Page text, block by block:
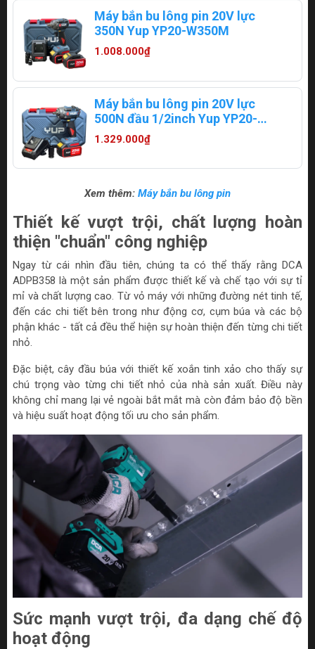
Máy bắn bu lông pin 20V lực
350N Yup YP20-W350M
1.008.000₫
Máy bắn bu lông pin 20V lực
500N đầu 1/2inch Yup YP20-
W500M
1.329.000₫
Xem thêm: Máy bắn bu lông pin
Thiết kế vượt trội, chất lượng hoàn
thiện "chuẩn" công nghiệp
Ngay từ cái nhìn đầu tiên, chúng ta có thể thấy rằng DCA
ADPB358 là một sản phẩm được thiết kế và chế tạo với sự tỉ
mỉ và chất lượng cao. Từ vỏ máy với những đường nét tinh tế,
đến các chi tiết bên trong như động cơ, cụm búa và các bộ
phận khác - tất cả đều thể hiện sự hoàn thiện đến từng chi tiết
nhỏ.
Đặc biệt, cây đầu búa với thiết kế xoắn tinh xảo cho thấy sự
chú trọng vào từng chi tiết nhỏ của nhà sản xuất. Điều này
không chỉ mang lại vẻ ngoài bắt mắt mà còn đảm bảo độ bền
và hiệu suất hoạt động tối ưu cho sản phẩm.
Sức mạnh vượt trội, đa dạng chế độ
hoạt động